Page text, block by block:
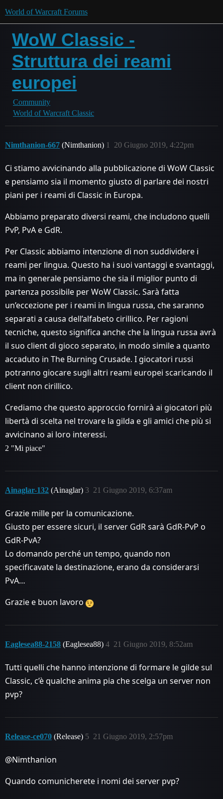
World of Warcraft Forums
WoW Classic -
Struttura dei reami
europei
Community
World of Warcraft Classic
Nimthanion-667 (Nimthanion) 20 Giugno 2019, 4:22pm
1
Ci stiamo avvicinando alla pubblicazione di WoW Classic
e pensiamo sia il momento giusto di parlare dei nostri
piani per i reami di Classic in Europa.
Abbiamo preparato diversi reami, che includono quelli
PvP, PvA e GdR.
Per Classic abbiamo intenzione di non suddividere i
reami per lingua. Questo ha i suoi vantaggi e svantaggi,
ma in generale pensiamo che sia il miglior punto di
partenza possibile per WoW Classic. Sarà fatta
un’eccezione per i reami in lingua russa, che saranno
separati a causa dell’alfabeto cirillico. Per ragioni
tecniche, questo significa anche che la lingua russa avrà
il suo client di gioco separato, in modo simile a quanto
accaduto in The Burning Crusade. I giocatori russi
potranno giocare sugli altri reami europei scaricando il
client non cirillico.
Crediamo che questo approccio fornirà ai giocatori più
libertà di scelta nel trovare la gilda e gli amici che più si
avvicinano ai loro interessi.
2 "Mi piace"
Ainaglar-132 (Ainaglar) 21 Giugno 2019, 6:37am
3
Grazie mille per la comunicazione.
Giusto per essere sicuri, il server GdR sarà GdR-PvP o
GdR-PvA?
Lo domando perché un tempo, quando non
specificavate la destinazione, erano da considerarsi
PvA…
Grazie e buon lavoro
Eaglesea88-2158 (Eaglesea88) 21 Giugno 2019, 8:52am
4
Tutti quelli che hanno intenzione di formare le gilde sul
Classic, c’è qualche anima pia che scelga un server non
pvp?
Release-ce070 (Release) 21 Giugno 2019, 2:57pm
5
@Nimthanion
Quando comunicherete i nomi dei server pvp?